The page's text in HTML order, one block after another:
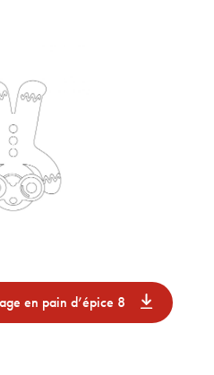
en pain d’épice 8